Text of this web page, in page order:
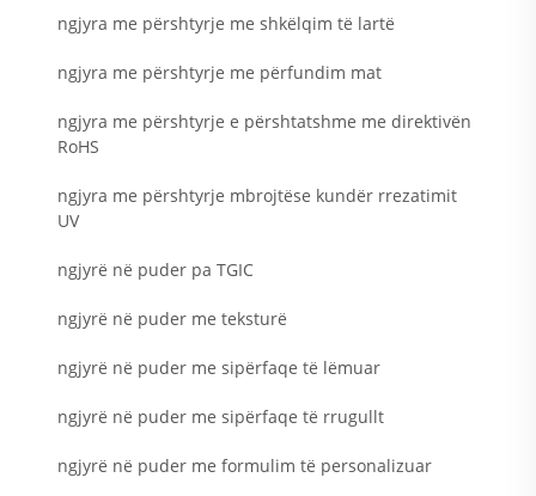
ngjyra me përshtyrje me shkëlqim të lartë
ngjyra me përshtyrje me përfundim mat
ngjyra me përshtyrje e përshtatshme me direktivën
RoHS
ngjyra me përshtyrje mbrojtëse kundër rrezatimit
UV
ngjyrë në puder pa TGIC
ngjyrë në puder me teksturë
ngjyrë në puder me sipërfaqe të lëmuar
ngjyrë në puder me sipërfaqe të rrugullt
ngjyrë në puder me formulim të personalizuar